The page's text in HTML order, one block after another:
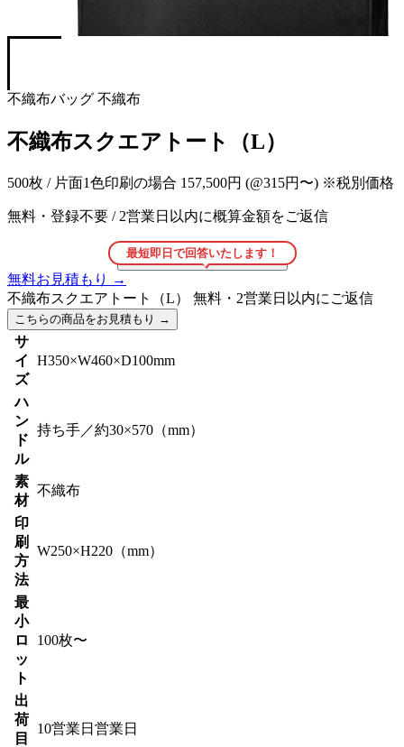
不織布バッグ 不織布
不織布スクエアトート（L）
500枚 / 片面1色印刷の場合 157,500円 (@315円〜) ※税別価格
無料・登録不要 / 2営業日以内に概算金額をご返信
最短即日で回答いたします！
こちらの商品をお見積もり →
無料お見積もり
→
不織布スクエアトート（L）
無料・2営業日以内にご返信
こちらの商品をお見積もり →
サ
イ
ズ
H350×W460×D100mm
ハ
ン
ド
ル
持ち手／約30×570（mm）
素
材
不織布
印
刷
方
法
W250×H220（mm）
最
小
ロ
ッ
ト
100枚〜
出
荷
目
10営業日営業日